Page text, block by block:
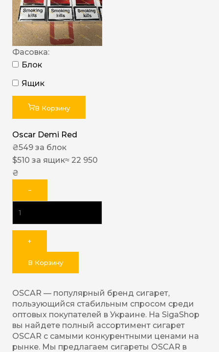
Фасовка:
Блок
Ящик
В Корзину
Oscar Demi Red
₴549 за блок
$510 за ящик≈ 22 950
₴
−
+
В Корзину
OSCAR — популярный бренд сигарет,
пользующийся стабильным спросом среди
оптовых покупателей в Украине. На SigaShop
вы найдете полный ассортимент сигарет
OSCAR с самыми конкурентными ценами на
рынке. Мы предлагаем сигареты OSCAR в